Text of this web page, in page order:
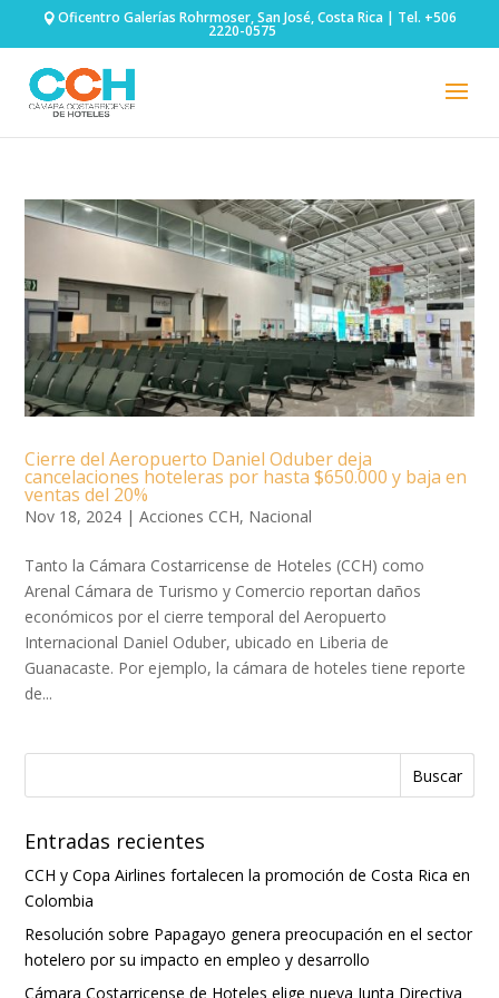
Oficentro Galerías Rohrmoser, San José, Costa Rica | Tel. +506
2220-0575
Cierre del Aeropuerto Daniel Oduber deja
cancelaciones hoteleras por hasta $650.000 y baja en
ventas del 20%
Nov 18, 2024 |Acciones CCH, Nacional
Tanto la Cámara Costarricense de Hoteles (CCH) como
Arenal Cámara de Turismo y Comercio reportan daños
económicos por el cierre temporal del Aeropuerto
Internacional Daniel Oduber, ubicado en Liberia de
Guanacaste. Por ejemplo, la cámara de hoteles tiene reporte
de...
Entradas recientes
CCH y Copa Airlines fortalecen la promoción de Costa Rica en
Colombia
Resolución sobre Papagayo genera preocupación en el sector
hotelero por su impacto en empleo y desarrollo
Cámara Costarricense de Hoteles elige nueva Junta Directiva